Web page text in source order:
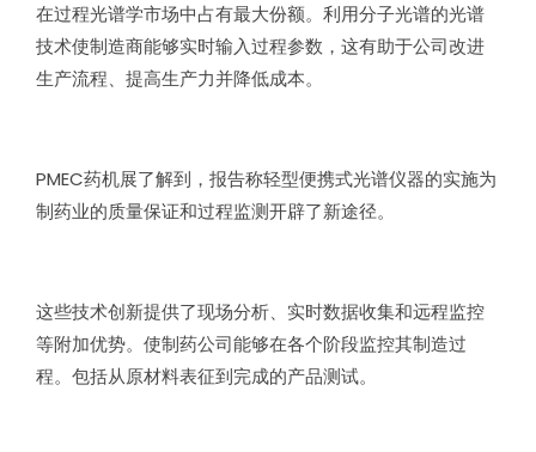
在过程光谱学市场中占有最大份额。利用分子光谱的光谱
技术使制造商能够实时输入过程参数，这有助于公司改进
生产流程、提高生产力并降低成本。
PMEC药机展了解到，报告称轻型便携式光谱仪器的实施为
制药业的质量保证和过程监测开辟了新途径。
这些技术创新提供了现场分析、实时数据收集和远程监控
等附加优势。使制药公司能够在各个阶段监控其制造过
程。包括从原材料表征到完成的产品测试。